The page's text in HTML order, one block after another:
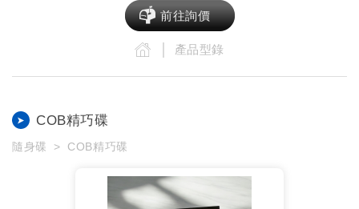
前往詢價
產品型錄
COB精巧碟
隨身碟 COB精巧碟